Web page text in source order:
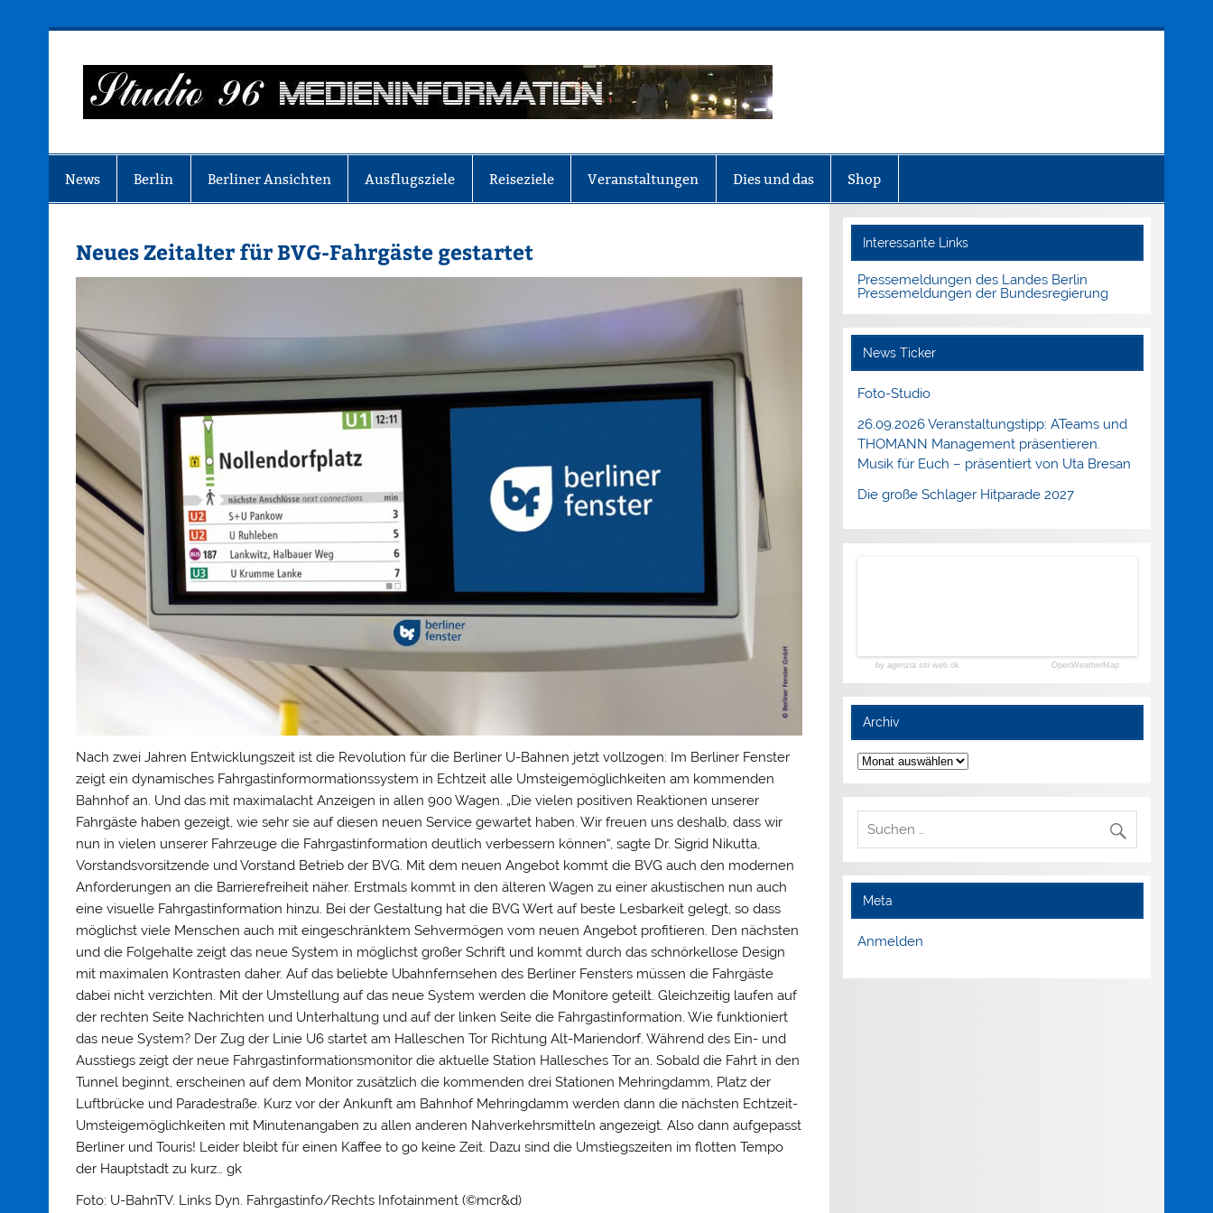
News Berlin Berliner Ansichten Ausflugsziele Reiseziele Veranstaltungen Dies und das Shop
Neues Zeitalter für BVG-Fahrgäste gestartet
Nach zwei Jahren Entwicklungszeit ist die Revolution für die Berliner U-Bahnen jetzt vollzogen: Im Berliner Fenster
zeigt ein dynamisches Fahrgastinformormationssystem in Echtzeit alle Umsteigemöglichkeiten am kommenden
Bahnhof an. Und das mit maximalacht Anzeigen in allen 900 Wagen. „Die vielen positiven Reaktionen unserer
Fahrgäste haben gezeigt, wie sehr sie auf diesen neuen Service gewartet haben. Wir freuen uns deshalb, dass wir
nun in vielen unserer Fahrzeuge die Fahrgastinformation deutlich verbessern können“, sagte Dr. Sigrid Nikutta,
Vorstandsvorsitzende und Vorstand Betrieb der BVG. Mit dem neuen Angebot kommt die BVG auch den modernen
Anforderungen an die Barrierefreiheit näher. Erstmals kommt in den älteren Wagen zu einer akustischen nun auch
eine visuelle Fahrgastinformation hinzu. Bei der Gestaltung hat die BVG Wert auf beste Lesbarkeit gelegt, so dass
möglichst viele Menschen auch mit eingeschränktem Sehvermögen vom neuen Angebot profitieren. Den nächsten
und die Folgehalte zeigt das neue System in möglichst großer Schrift und kommt durch das schnörkellose Design
mit maximalen Kontrasten daher. Auf das beliebte Ubahnfernsehen des Berliner Fensters müssen die Fahrgäste
dabei nicht verzichten. Mit der Umstellung auf das neue System werden die Monitore geteilt. Gleichzeitig laufen auf
der rechten Seite Nachrichten und Unterhaltung und auf der linken Seite die Fahrgastinformation. Wie funktioniert
das neue System? Der Zug der Linie U6 startet am Halleschen Tor Richtung Alt-Mariendorf. Während des Ein- und
Ausstiegs zeigt der neue Fahrgastinformationsmonitor die aktuelle Station Hallesches Tor an. Sobald die Fahrt in den
Tunnel beginnt, erscheinen auf dem Monitor zusätzlich die kommenden drei Stationen Mehringdamm, Platz der
Luftbrücke und Paradestraße. Kurz vor der Ankunft am Bahnhof Mehringdamm werden dann die nächsten Echtzeit-
Umsteigemöglichkeiten mit Minutenangaben zu allen anderen Nahverkehrsmitteln angezeigt. Also dann aufgepasst
Berliner und Touris! Leider bleibt für einen Kaffee to go keine Zeit. Dazu sind die Umstiegszeiten im flotten Tempo
der Hauptstadt zu kurz… gk
Foto: U-BahnTV. Links Dyn. Fahrgastinfo/Rechts Infotainment (©mcr&d)
Interessante Links
Pressemeldungen des Landes Berlin
Pressemeldungen der Bundesregierung
News Ticker
Foto-Studio
26.09.2026 Veranstaltungstipp: ATeams und
THOMANN Management präsentieren.
Musik für Euch – präsentiert von Uta Bresan
Die große Schlager Hitparade 2027
by agenzia siti web ok OpenWeatherMap
Archiv
Archiv
Meta
Anmelden